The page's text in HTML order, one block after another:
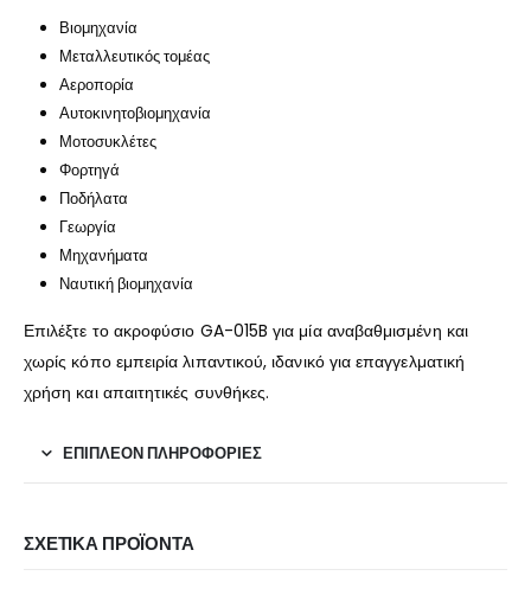
Βιομηχανία
Μεταλλευτικός τομέας
Αεροπορία
Αυτοκινητοβιομηχανία
Μοτοσυκλέτες
Φορτηγά
Ποδήλατα
Γεωργία
Μηχανήματα
Ναυτική βιομηχανία
Επιλέξτε το ακροφύσιο GA-015B για μία αναβαθμισμένη και
χωρίς κόπο εμπειρία λιπαντικού, ιδανικό για επαγγελματική
χρήση και απαιτητικές συνθήκες.
ΕΠΙΠΛΈΟΝ ΠΛΗΡΟΦΟΡΊΕΣ
ΣΧΕΤΙΚΆ ΠΡΟΪΌΝΤΑ